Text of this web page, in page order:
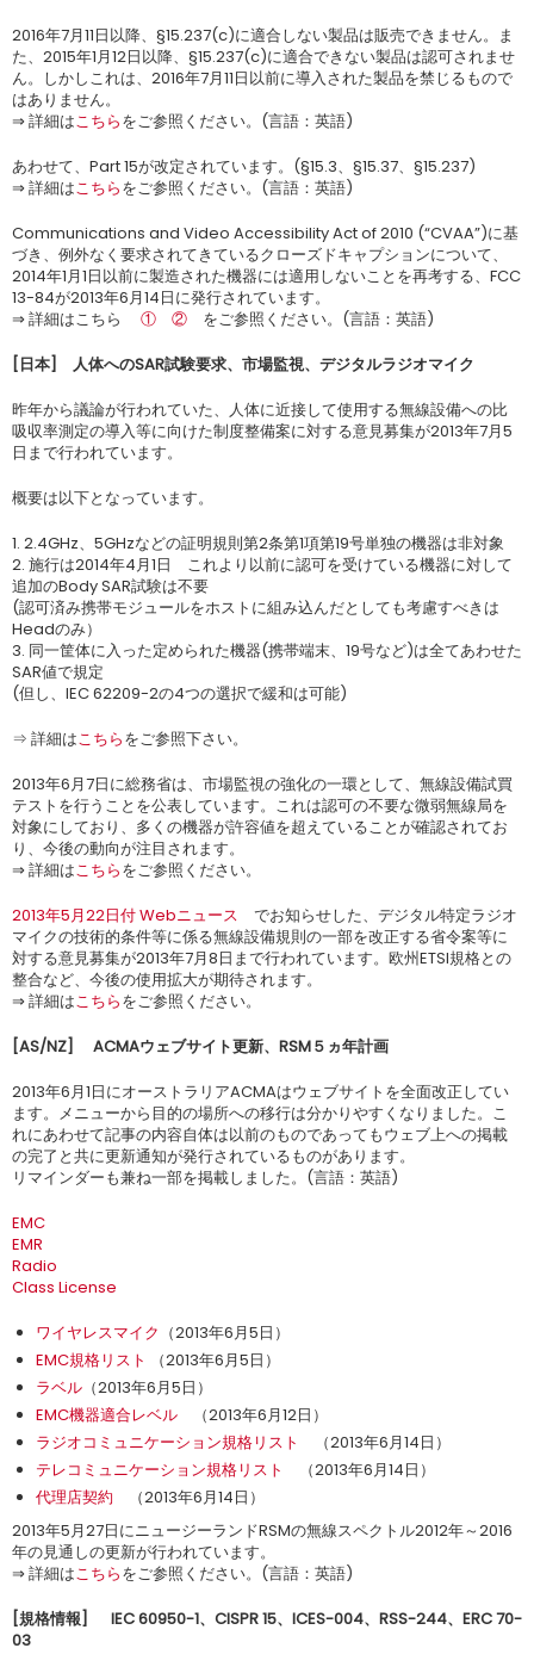
2016年7月11日以降、§15.237(c)に適合しない製品は販売できません。ま
た、2015年1月12日以降、§15.237(c)に適合できない製品は認可されませ
ん。しかしこれは、2016年7月11日以前に導入された製品を禁じるもので
はありません。
⇒ 詳細はこちらをご参照ください。(言語：英語)
あわせて、Part 15が改定されています。(§15.3、§15.37、§15.237)
⇒ 詳細はこちらをご参照ください。(言語：英語)
Communications and Video Accessibility Act of 2010 (“CVAA”)に基
づき、例外なく要求されてきているクローズドキャプションについて、
2014年1月1日以前に製造された機器には適用しないことを再考する、FCC
13-84が2013年6月14日に発行されています。
⇒ 詳細はこちら ① ② をご参照ください。(言語：英語)
[日本] 人体へのSAR試験要求、市場監視、デジタルラジオマイク
昨年から議論が行われていた、人体に近接して使用する無線設備への比
吸収率測定の導入等に向けた制度整備案に対する意見募集が2013年7月5
日まで行われています。
概要は以下となっています。
1. 2.4GHz、5GHzなどの証明規則第2条第1項第19号単独の機器は非対象
2. 施行は2014年4月1日 これより以前に認可を受けている機器に対して
追加のBody SAR試験は不要
(認可済み携帯モジュールをホストに組み込んだとしても考慮すべきは
Headのみ）
3. 同一筐体に入った定められた機器(携帯端末、19号など)は全てあわせた
SAR値で規定
(但し、IEC 62209-2の4つの選択で緩和は可能)
⇒ 詳細はこちらをご参照下さい。
2013年6月7日に総務省は、市場監視の強化の一環として、無線設備試買
テストを行うことを公表しています。これは認可の不要な微弱無線局を
対象にしており、多くの機器が許容値を超えていることが確認されてお
り、今後の動向が注目されます。
⇒ 詳細はこちらをご参照ください。
2013年5月22日付 Webニュース でお知らせした、デジタル特定ラジオ
マイクの技術的条件等に係る無線設備規則の一部を改正する省令案等に
対する意見募集が2013年7月8日まで行われています。欧州ETSI規格との
整合など、今後の使用拡大が期待されます。
⇒ 詳細はこちらをご参照ください。
[AS/NZ]
ACMAウェブサイト更新、 RSM５ヵ年計画
2013年6月1日にオーストラリアACMAはウェブサイトを全面改正してい
ます。メニューから目的の場所への移行は分かりやすくなりました。こ
れにあわせて記事の内容自体は以前のものであってもウェブ上への掲載
の完了と共に更新通知が発行されているものがあります。
リマインダーも兼ね一部を掲載しました。(言語：英語)
EMC
EMR
Radio
Class License
ワイヤレスマイク （2013年6月5日）
EMC規格リスト
（2013年6月5日）
ラベル （2013年6月5日）
EMC機器適合レベル （2013年6月12日）
ラジオコミュニケーション規格リスト
（2013年6月14日）
テレコミュニケーション規格リスト
（2013年6月14日）
代理店契約 （2013年6月14日）
2013年5月27日にニュージーランドRSMの無線スペクトル2012年～2016
年の見通しの更新が行われています。
⇒ 詳細はこちらをご参照ください。(言語：英語)
[規格情報] IEC 60950-1、 CISPR 15、 ICES-004、 RSS-244、 ERC 70-
03